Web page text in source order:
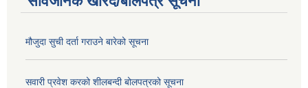
मौजुदा सुची दर्ता गराउने बारेको सूचना
सवारी प्रवेश करको शीलबन्दी बोलपत्रको सूचना